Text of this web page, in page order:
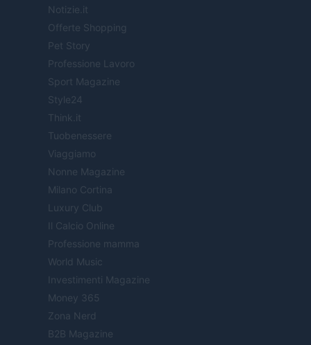
Notizie.it
Offerte Shopping
Pet Story
Professione Lavoro
Sport Magazine
Style24
Think.it
Tuobenessere
Viaggiamo
Nonne Magazine
Milano Cortina
Luxury Club
Il Calcio Online
Professione mamma
World Music
Investimenti Magazine
Money 365
Zona Nerd
B2B Magazine